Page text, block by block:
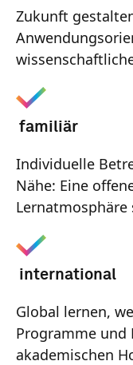
Zukunft
familiär
Individuelle
Nähe: Eine
international
Global lernen,
Programme und
akademischen